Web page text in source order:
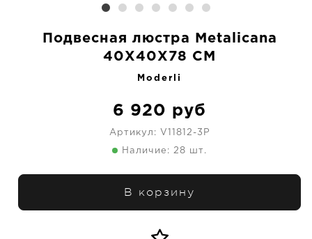
Подвесная люстра Metalicana
40X40X78 CM
Moderli
6 920 руб
Артикул: V11812-3P
Наличие: 28 шт.
В корзину